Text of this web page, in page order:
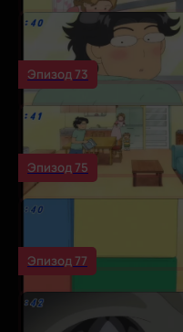
Эпизод 73
Эпизод 75
Эпизод 77